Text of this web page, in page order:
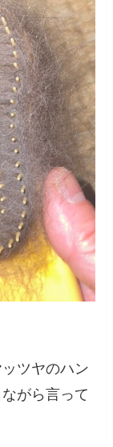
ツヤのハン
がら言って